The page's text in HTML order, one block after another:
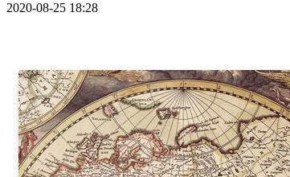
2020-08-25 18:28